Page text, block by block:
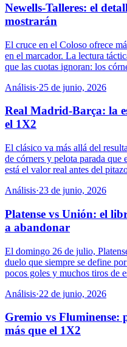
Newells-Talleres: el
mostrarán
El cruce en el Coloso ofrece
en el marcador. La lectura
que las cuotas ignoran: los
Análisis·25 de junio, 2026
Real Madrid-Barça: la
el 1X2
El clásico va más allá del
de córners y pelota parada
está el valor real antes del
Análisis·23 de junio, 2026
Platense vs Unión: el
a abandonar
El domingo 26 de julio,
duelo que siempre se define
pocos goles y muchos tiros de
Análisis·22 de junio, 2026
Gremio vs Fluminense:
más que el 1X2